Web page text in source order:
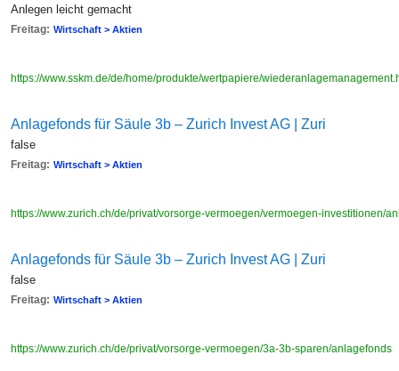
Anlegen leicht gemacht
Freitag: Wirtschaft > Aktien
https://www.sskm.de/de/home/produkte/wertpapiere/
Anlagefonds für Säule 3b – Zurich Invest AG | Zuri
false
Freitag: Wirtschaft > Aktien
https://www.zurich.ch/de/privat/vorsorge-vermoegen/vermoegen-investitionen/
Anlagefonds für Säule 3b – Zurich Invest AG | Zuri
false
Freitag: Wirtschaft > Aktien
https://www.zurich.ch/de/privat/vorsorge-vermoegen/3a-3b-sparen/anlagefonds